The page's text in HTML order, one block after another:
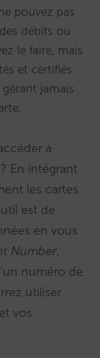
pouvez pas
débits ou
le faire, mais
et certifiés
jamais
à
En intégrant
les cartes
est de
en vous
Number,
numéro de
utiliser
vos